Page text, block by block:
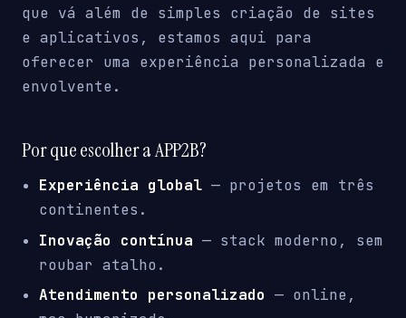
que vá além de simples criação de sites
e aplicativos, estamos aqui para
oferecer uma experiência personalizada e
envolvente.
Por que escolher a APP2B?
Experiência global — projetos em três
continentes.
Inovação contínua — stack moderno, sem
roubar atalho.
Atendimento personalizado — online,